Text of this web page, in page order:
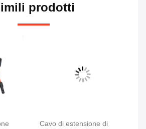
prodotti
Cavo di estensione di